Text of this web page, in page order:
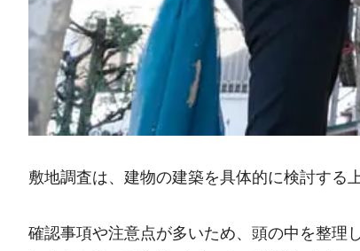
敷地調査は、建物の建築を具体的に検討する
確認事項や注意点が多いため、頭の中を整理